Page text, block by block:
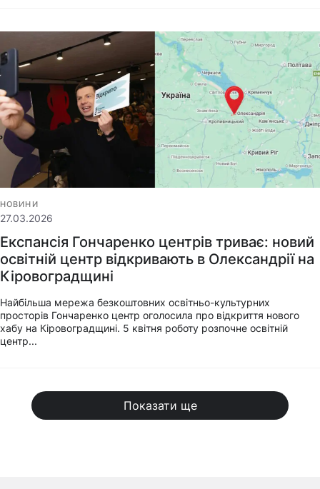
НОВИНИ
27.03.2026
Експансія Гончаренко центрів триває: новий
освітній центр відкривають в Олександрії на
Кіровоградщині
Найбільша мережа безкоштовних освітньо-культурних
просторів Гончаренко центр оголосила про відкриття нового
хабу на Кіровоградщині. 5 квітня роботу розпочне освітній
центр...
Показати ще